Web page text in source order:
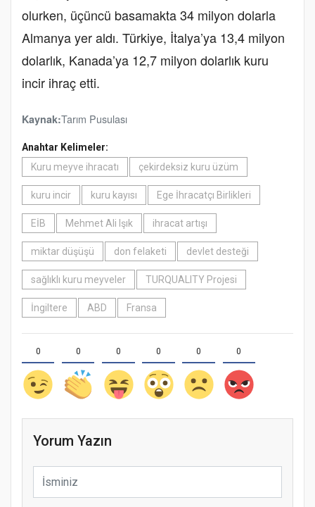
olurken, üçüncü basamakta 34 milyon dolarla
Almanya yer aldı. Türkiye, İtalya’ya 13,4 milyon
dolarlık, Kanada’ya 12,7 milyon dolarlık kuru
incir ihraç etti.
Kaynak:Tarım Pusulası
Anahtar Kelimeler:
Kuru meyve ihracatı
çekirdeksiz kuru üzüm
kuru incir kuru kayısı Ege İhracatçı Birlikleri
EİB Mehmet Ali Işık ihracat artışı
miktar düşüşü don felaketi devlet desteği
sağlıklı kuru meyveler TURQUALITY Projesi
İngiltere ABD Fransa
0 0 0 0 0 0
Yorum Yazın